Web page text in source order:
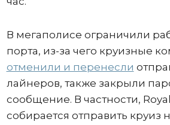
В мегаполисе ограничили
порта, из-за чего круизные
отменили и перенесли
лайнеров, также закрыли
сообщение. В частности,
собирается отправить круиз